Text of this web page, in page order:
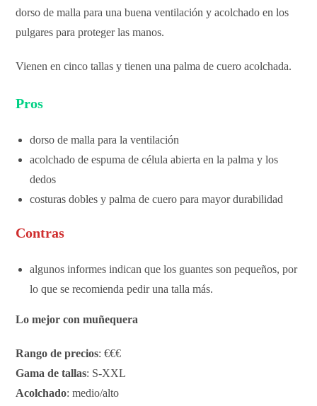
dorso de malla para una buena ventilación y acolchado en los
pulgares para proteger las manos.
Vienen en cinco tallas y tienen una palma de cuero acolchada.
Pros
dorso de malla para la ventilación
acolchado de espuma de célula abierta en la palma y los
dedos
costuras dobles y palma de cuero para mayor durabilidad
Contras
algunos informes indican que los guantes son pequeños, por
lo que se recomienda pedir una talla más.
Lo mejor con muñequera
Rango de precios: €€€
Gama de tallas: S-XXL
Acolchado: medio/alto